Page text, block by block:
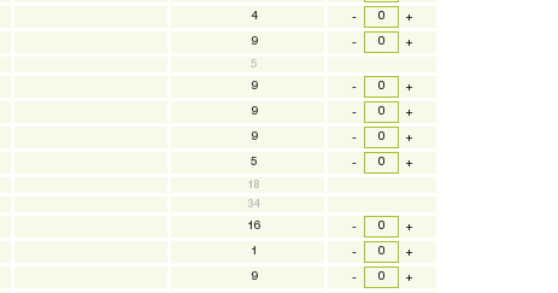
4 - +
9 -
+
5
9 - +
9 - +
9 - +
5 -
+
18
34
16 - +
1 - +
9 -
+